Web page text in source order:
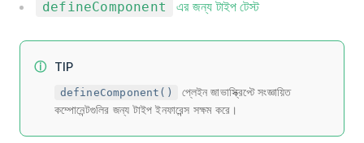
defineComponent এর জন্য টাইপ টেস্ট
TIP
defineComponent()
প্লেইন জাভাস্ক্রিপ্টে সংজ্ঞায়িত
কম্পোনেন্টগুলির জন্য টাইপ ইনফারেন্স সক্ষম করে।